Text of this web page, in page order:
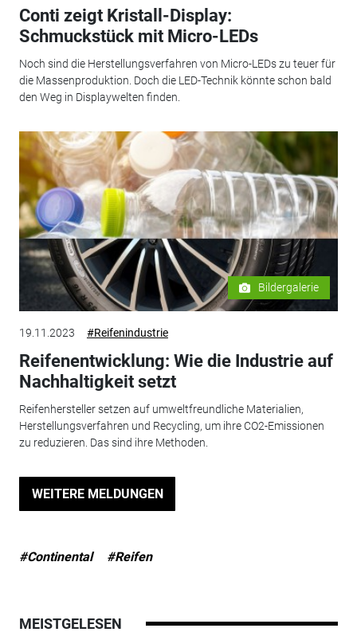
Conti zeigt Kristall-Display:
Schmuckstück mit Micro-LEDs
Noch sind die Herstellungsverfahren von Micro-LEDs zu teuer für
die Massenproduktion. Doch die LED-Technik könnte schon bald
den Weg in Displaywelten finden.
Bildergalerie
19.11.2023 #Reifenindustrie
Reifenentwicklung: Wie die Industrie auf
Nachhaltigkeit setzt
Reifenhersteller setzen auf umweltfreundliche Materialien,
Herstellungsverfahren und Recycling, um ihre CO2-Emissionen
zu reduzieren. Das sind ihre Methoden.
WEITERE MELDUNGEN
#Continental #Reifen
MEISTGELESEN